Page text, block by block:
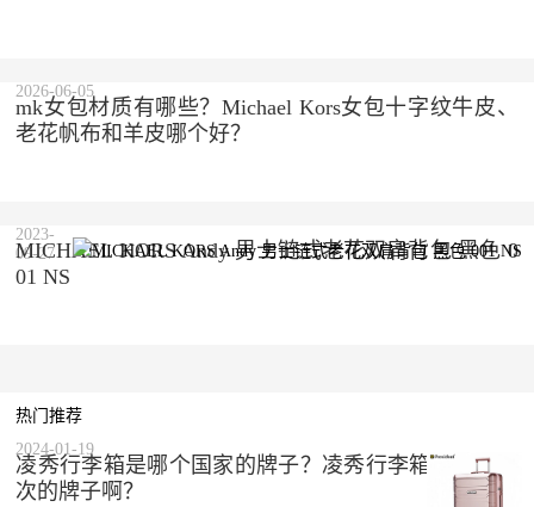
mk女包材质有哪些？Michael Kors女包十字纹牛皮、
老花帆布和羊皮哪个好？
2026-06-05
MICHAEL KORS Andy 男士链式老花双肩背包 黑色 0
01 NS
2023-
09-27
热门推荐
凌秀行李箱是哪个国家的牌子？凌秀行李箱是什么档
次的牌子啊？
2024-01-19